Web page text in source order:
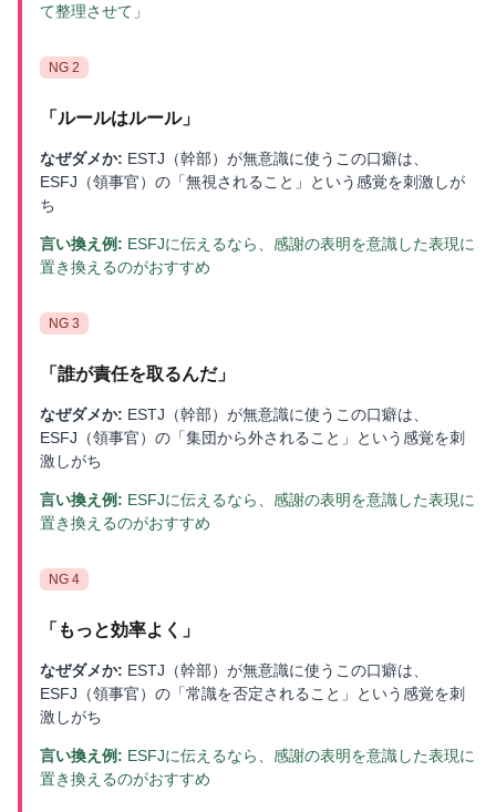
て整理させて」
NG 2
「 ルールはルール」
なぜダメか: ESTJ（幹部）が無意識に使うこの口癖は、
ESFJ（領事官）の「無視されること」という感覚を刺激しが
ち
言い換え例: ESFJに伝えるなら、感謝の表明を意識した表現に
置き換えるのがおすすめ
NG 3
「 誰が責任を取るんだ」
なぜダメか: ESTJ（幹部）が無意識に使うこの口癖は、
ESFJ（領事官）の「集団から外されること」という感覚を刺
激しがち
言い換え例: ESFJに伝えるなら、感謝の表明を意識した表現に
置き換えるのがおすすめ
NG 4
「 もっと効率よく 」
なぜダメか: ESTJ（幹部）が無意識に使うこの口癖は、
ESFJ（領事官）の「常識を否定されること」という感覚を刺
激しがち
言い換え例: ESFJに伝えるなら、感謝の表明を意識した表現に
置き換えるのがおすすめ